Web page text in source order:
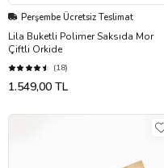
Perşembe Ücretsiz Teslimat
Lila Buketli Polimer Saksıda Mor
Çiftli Orkide
(18)
1.549,00 TL